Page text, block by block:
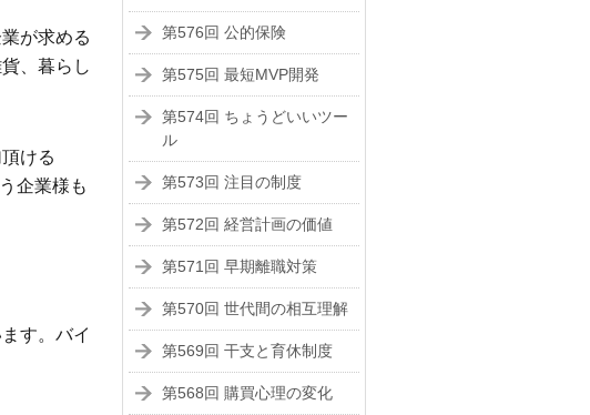
が求める
、暮らし
ける
企業様も
す。バイ
第576回 公的保険
第575回 最短MVP開発
第574回 ちょうどいいツー
ル
第573回 注目の制度
第572回 経営計画の価値
第571回 早期離職対策
第570回 世代間の相互理解
第569回 干支と育休制度
第568回 購買心理の変化